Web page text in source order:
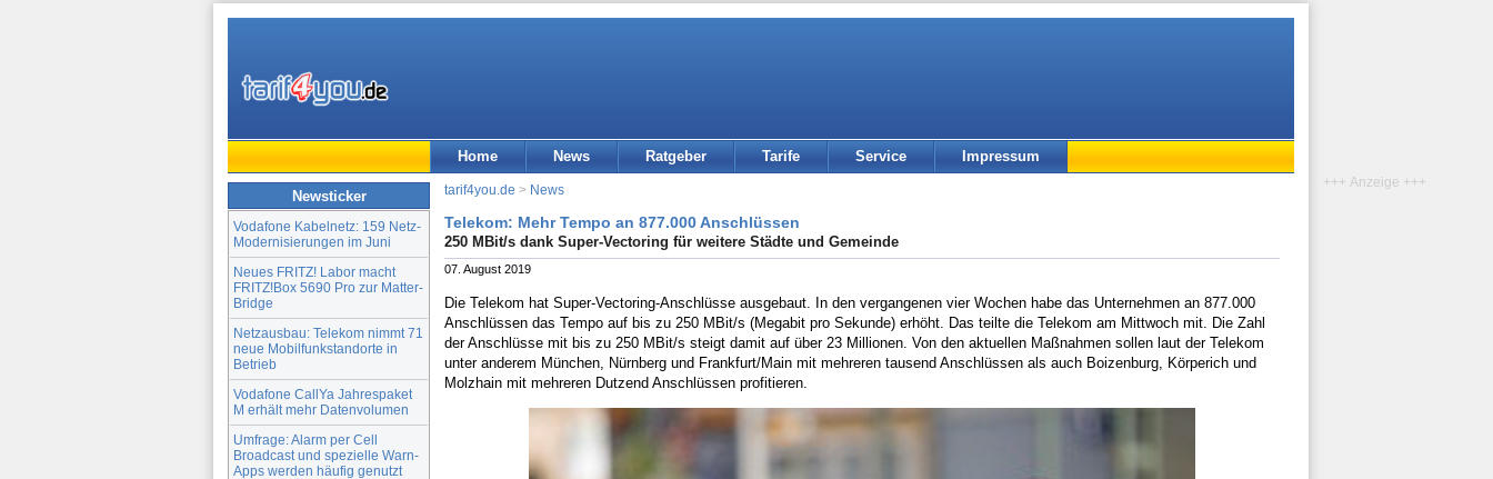
Home News Ratgeber Tarife Service Impressum
Newsticker
Vodafone Kabelnetz: 159 Netz-
Modernisierungen im Juni
Neues FRITZ! Labor macht
FRITZ!Box 5690 Pro zur Matter-
Bridge
Netzausbau: Telekom nimmt 71
neue Mobilfunkstandorte in
Betrieb
Vodafone CallYa Jahrespaket
M erhält mehr Datenvolumen
Umfrage: Alarm per Cell
Broadcast und spezielle Warn-
Apps werden häufig genutzt
tarif4you.de > News
Telekom: Mehr Tempo an 877.000 Anschlüssen
250 MBit/s dank Super-Vectoring für weitere Städte und Gemeinde
07. August 2019
Die Telekom hat Super-Vectoring-Anschlüsse ausgebaut. In den vergangenen vier Wochen habe das Unternehmen an 877.000
Anschlüssen das Tempo auf bis zu 250 MBit/s (Megabit pro Sekunde) erhöht. Das teilte die Telekom am Mittwoch mit. Die Zahl
der Anschlüsse mit bis zu 250 MBit/s steigt damit auf über 23 Millionen. Von den aktuellen Maßnahmen sollen laut der Telekom
unter anderem München, Nürnberg und Frankfurt/Main mit mehreren tausend Anschlüssen als auch Boizenburg, Körperich und
Molzhain mit mehreren Dutzend Anschlüssen profitieren.
+++ Anzeige +++